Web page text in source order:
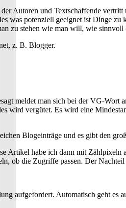
Autoren und Textschaffende
was potenziell geeignet ist Dinge
zu stehen wie man will, wie
z. B. Blogger.
meldet man sich bei der VG-
wird vergütet. Es wird eine
Blogeinträge und es gibt den
Artikel habe ich dann mit
ob die Zugriffe passen. Der
aufgefordert. Automatisch geht